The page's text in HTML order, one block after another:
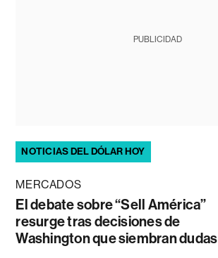
PUBLICIDAD
NOTICIAS DEL DÓLAR HOY
MERCADOS
El debate sobre “Sell América”
resurge tras decisiones de
Washington que siembran dudas